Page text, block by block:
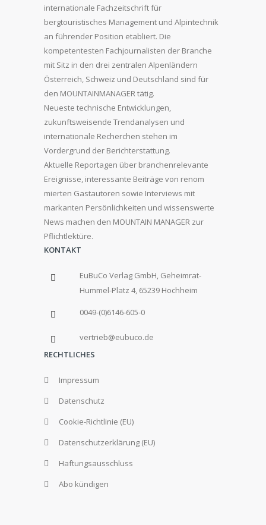
internationale Fachzeitschrift für
bergtouristisches Management und Alpintechnik
an führender Position etabliert. Die
kompetentesten Fachjournalisten der Branche
mit Sitz in den drei zentralen Alpenländern
Österreich, Schweiz und Deutschland sind für
den MOUNTAINMANAGER tätig.
Neueste technische Entwicklungen,
zukunftsweisende Trendanalysen und
internationale Recherchen stehen im
Vordergrund der Berichterstattung.
Aktuelle Reportagen über branchenrelevante
Ereignisse, interessante Beiträge von renom
mierten Gastautoren sowie Interviews mit
markanten Persönlichkeiten und wissenswerte
News machen den MOUNTAIN MANAGER zur
Pflichtlektüre.
KONTAKT
EuBuCo Verlag GmbH, Geheimrat-
Hummel-Platz 4, 65239 Hochheim
0049-(0)6146-605-0
vertrieb@eubuco.de
RECHTLICHES
Impressum
Datenschutz
Cookie-Richtlinie (EU)
Datenschutzerklärung (EU)
Haftungsausschluss
Abo kündigen